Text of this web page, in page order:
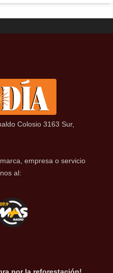
Colosio 3163 Sur,
empresa o servicio
al: